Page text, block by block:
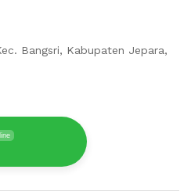
Bangsri, Kabupaten Jepara,